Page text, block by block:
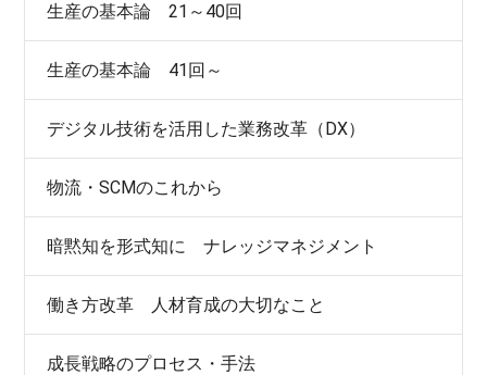
生産の基本論 21～40回
生産の基本論 41回～
デジタル技術を活用した業務改革（DX）
物流・SCMのこれから
暗黙知を形式知に ナレッジマネジメント
働き方改革 人材育成の大切なこと
成長戦略のプロセス・手法